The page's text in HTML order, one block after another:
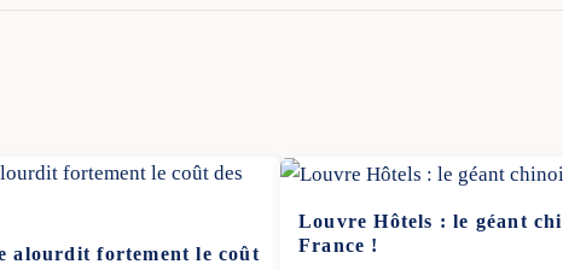
alourdit fortement le coût
Louvre Hôtels : le géant
France !